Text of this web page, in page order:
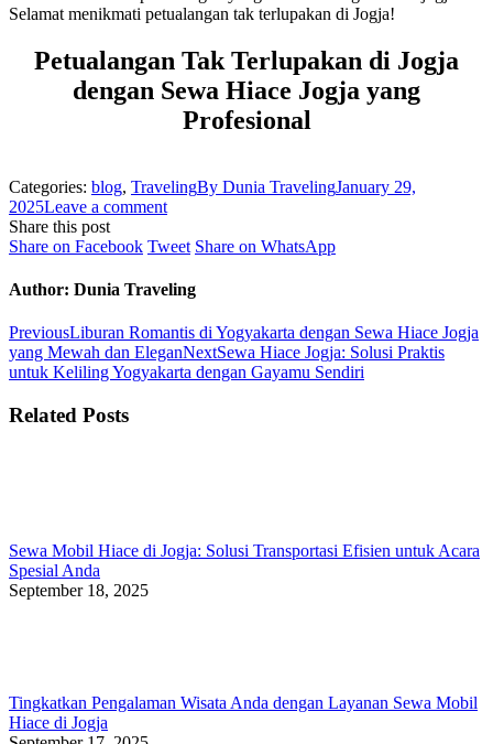
Selamat menikmati petualangan tak terlupakan di Jogja!
Petualangan Tak Terlupakan di Jogja
dengan Sewa Hiace Jogja yang
Profesional
Categories: blog, TravelingBy Dunia TravelingJanuary 29,
2025Leave a comment
Share this post
Share on FacebookShare
Facebook
TweetShare
Twitter
Share on WhatsAppShare
Author: Dunia Traveling
Post
navigation
PreviousPrevious
post:
Liburan Romantis di Yogyakarta dengan Sewa Hiace Jogja
yang Mewah dan EleganNextNext
post:
Sewa Hiace Jogja: Solusi Praktis
untuk Keliling Yogyakarta dengan Gayamu Sendiri
Related Posts
Sewa Mobil Hiace di Jogja: Solusi Transportasi Efisien untuk Acara
Spesial Anda
September 18, 2025
Tingkatkan Pengalaman Wisata Anda dengan Layanan Sewa Mobil
Hiace di Jogja